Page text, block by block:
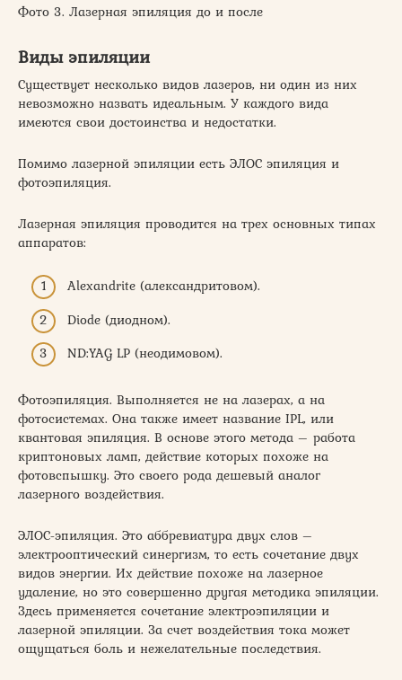
Фото 3. Лазерная эпиляция до и после
Виды эпиляции
Существует несколько видов лазеров, ни один из них
невозможно назвать идеальным. У каждого вида
имеются свои достоинства и недостатки.
Помимо лазерной эпиляции есть ЭЛОС эпиляция и
фотоэпиляция.
Лазерная эпиляция проводится на трех основных типах
аппаратов:
Alexandrite (александритовом).
Diode (диодном).
ND:YAG LP (неодимовом).
Фотоэпиляция. Выполняется не на лазерах, а на
фотосистемах. Она также имеет название IPL, или
квантовая эпиляция. В основе этого метода – работа
криптоновых ламп, действие которых похоже на
фотовспышку. Это своего рода дешевый аналог
лазерного воздействия.
ЭЛОС-эпиляция. Это аббревиатура двух слов –
электрооптический синергизм, то есть сочетание двух
видов энергии. Их действие похоже на лазерное
удаление, но это совершенно другая методика эпиляции.
Здесь применяется сочетание электроэпиляции и
лазерной эпиляции. За счет воздействия тока может
ощущаться боль и нежелательные последствия.